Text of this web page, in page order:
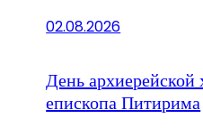
02.08.2026
День архиерейской
епископа Питирима